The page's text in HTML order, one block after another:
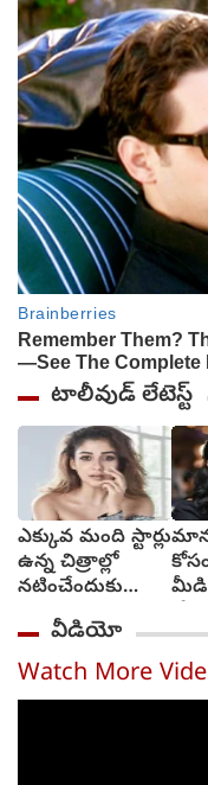
టాలీవుడ్ లేటెస్ట్
ఎక్కువ మంది స్టార్లు
ఉన్న చిత్రాల్లో
నటించేందుకు
జంకుతాను :
నయనతార
వీడియో
Watch More